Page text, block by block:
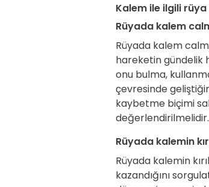
Kalem ile ilgili
Rüyada kalem
Rüyada kalem
hareketin gündelik
onu bulma,
çevresinde
kaybetme biçimi
değerlendirilmelidir.
Rüyada kalemin
Rüyada kalemin
kazandığını